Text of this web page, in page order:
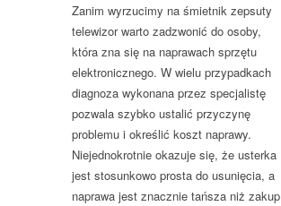
Zanim wyrzucimy na śmietnik zepsuty
telewizor warto zadzwonić do osoby,
która zna się na naprawach sprzętu
elektronicznego. W wielu przypadkach
diagnoza wykonana przez specjalistę
pozwala szybko ustalić przyczynę
problemu i określić koszt naprawy.
Niejednokrotnie okazuje się, że usterka
jest stosunkowo prosta do usunięcia, a
naprawa jest znacznie tańsza niż zakup